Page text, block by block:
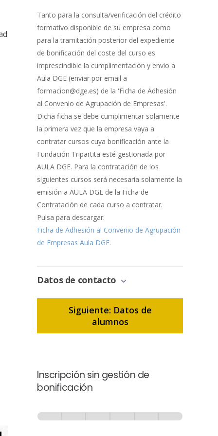
de
Bonificación
Tanto para la consulta/verificación del crédito
formativo disponible de su empresa como
para la tramitación posterior del expediente
de bonificación del coste del curso es
imprescindible la cumplimentación y envío a
Aula DGE (enviar por email a
formacion@dge.es) de la 'Ficha de Adhesión
al Convenio de Agrupación de Empresas'.
Dicha ficha se debe cumplimentar solamente
la primera vez que la empresa vaya a
contratar cursos cuya bonificación ante la
Fundación Tripartita esté gestionada por
AULA DGE. Para la contratación de los
siguientes cursos será necesaria solamente la
emisión a AULA DGE de la Ficha de
Contratación de cada curso a contratar.
Pulsa para descargar:
Ficha de Adhesión al Convenio de Agrupación
de Empresas Aula DGE.
Datos de contacto
Siguiente: Datos de
alumnos
Inscripción sin gestión de
bonificación
-